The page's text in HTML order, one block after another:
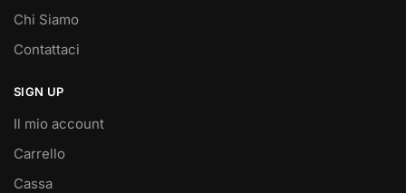
Chi Siamo
Contattaci
SIGN UP
Il mio account
Carrello
Cassa